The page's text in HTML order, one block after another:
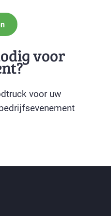
voor
voor uw